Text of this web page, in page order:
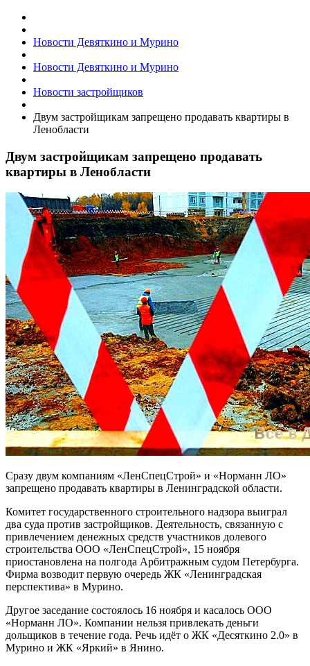
Новости Девяткино и Мурино
Новости Девяткино и Мурино
Новости застройщиков
​Двум застройщикам запрещено продавать квартиры в
Ленобласти
​Двум застройщикам запрещено продавать
квартиры в Ленобласти
Сразу двум компаниям «ЛенСпецСтрой» и «Норманн ЛО»
запрещено продавать квартиры в Ленинградской области.
Комитет государственного строительного надзора выиграл
два суда против застройщиков. Деятельность, связанную с
привлечением денежных средств участников долевого
строительства ООО «ЛенСпецСтрой», 15 ноября
приостановлена на полгода Арбитражным судом Петербурга.
Фирма возводит первую очередь ЖК «Ленинградская
перспектива» в Мурино.
Другое заседание состоялось 16 ноября и касалось ООО
«Норманн ЛО». Компании нельзя привлекать деньги
дольщиков в течение года. Речь идёт о ЖК «Десяткино 2.0» в
Мурино и ЖК «Яркий» в Янино.